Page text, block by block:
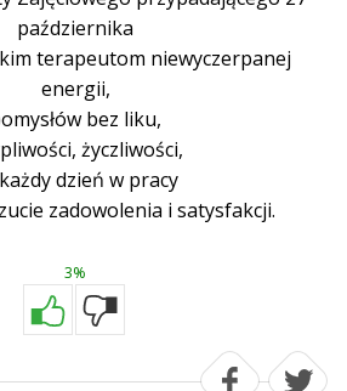
października
terapeutom niewyczerpanej
energii,
bez liku,
życzliwości,
dzień w pracy
zadowolenia i satysfakcji.
3%